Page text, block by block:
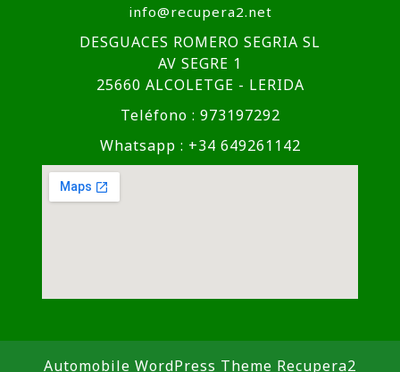
info@recupera2.net
DESGUACES ROMERO SEGRIA SL
AV SEGRE 1
25660 ALCOLETGE - LERIDA
Teléfono : 973197292
Whatsapp : +34 649261142
Automobile WordPress Theme Recupera2